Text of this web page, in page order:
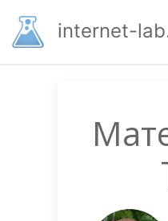
основномуinternet-